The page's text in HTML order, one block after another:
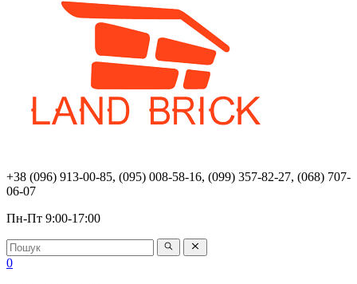
+38 (096) 913-00-85, (095) 008-58-16, (099) 357-82-27, (068) 707-
06-07
Пн-Пт 9:00-17:00
0